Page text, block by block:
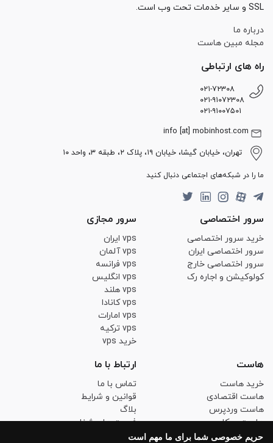
حریم خصوصی شما برای ما مهم است
SSL و سایر خدمات تحت وب است.
درباره ما
مجله مبین هاست
راه های ارتباطی
۰۲۱-۷۲۳۰۸
۰۲۱-۹۱۰۷۲۳۰۸
۰۲۱-۹۱۰۰۷۵۰۱
info [at] mobinhost.com
تهران، خیابان گیشا، خیابان ۱۹، پلاک ۲، طبقه ۳، واحد ۱۰
ما را در شبکه‌های اجتماعی دنبال کنید
سرور اختصاصی
خرید سرور اختصاصی
سرور اختصاصی ایران
سرور اختصاصی خارج
کولوکیشن و اجاره رک
سرور مجازی
vps ایران
vps آلمان
vps فرانسه
vps انگلیس
vps هلند
vps کانادا
vps امارات
vps ترکیه
خرید vps
هاست
خرید هاست
هاست اقتصادی
هاست وردپرس
هاست ووکامرس
هاست لینوکس حرفه ای
ارتباط با ما
تماس با ما
قوانین و شرایط
بلاگ
فرصت های شغلی
حریم خصوصی